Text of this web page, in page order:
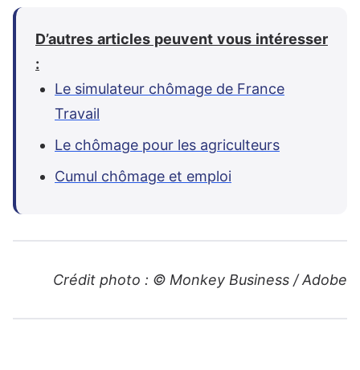
D’autres articles peuvent vous intéresser
:
Le simulateur chômage de France
Travail
Le chômage pour les agriculteurs
Cumul chômage et emploi
Crédit photo : © Monkey Business / Adobe